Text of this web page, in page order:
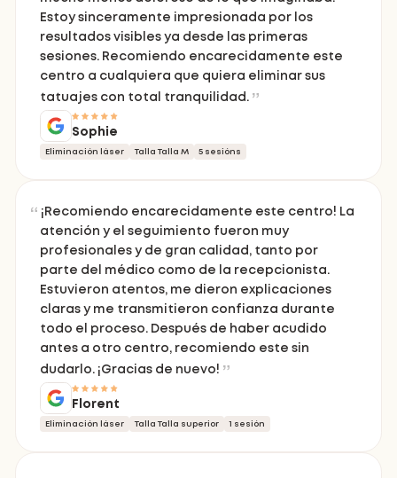
Estoy sinceramente impresionada por los
resultados visibles ya desde las primeras
sesiones. Recomiendo encarecidamente este
centro a cualquiera que quiera eliminar sus
tatuajes con total tranquilidad.
Sophie
Eliminación láser Talla Talla M 5 sesións
¡Recomiendo encarecidamente este centro! La
atención y el seguimiento fueron muy
profesionales y de gran calidad, tanto por
parte del médico como de la recepcionista.
Estuvieron atentos, me dieron explicaciones
claras y me transmitieron confianza durante
todo el proceso. Después de haber acudido
antes a otro centro, recomiendo este sin
dudarlo. ¡Gracias de nuevo!
Florent
Eliminación láser Talla Talla superior 1 sesión